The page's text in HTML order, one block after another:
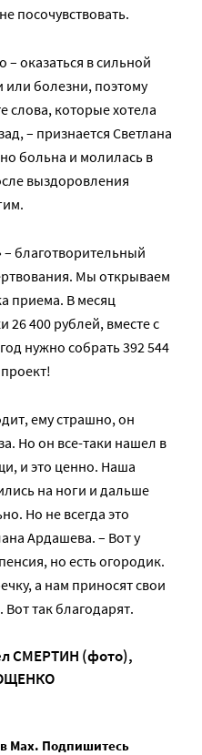
посочувствовать.
– оказаться в сильной
или болезни, поэтому
слова, которые хотела
– признается Светлана
больна и молилась в
выздоровления
– благотворительный
Мы открываем
приема. В месяц
26 400 рублей, вместе с
нужно собрать 392 544
ему страшно, он
Но он все-таки нашел в
и это ценно. Наша
на ноги и дальше
Но не всегда это
Ардашева. – Вот у
но есть огородик.
а нам приносят свои
так благодарят.
СМЕРТИН (фото),
Max. Подпишитесь